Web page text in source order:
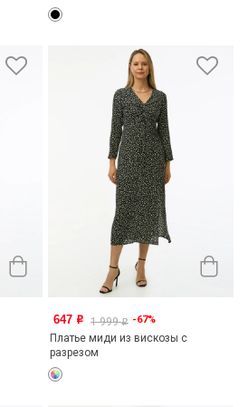
647 o 1 999o -67%
Платье миди из вискозы с
разрезом